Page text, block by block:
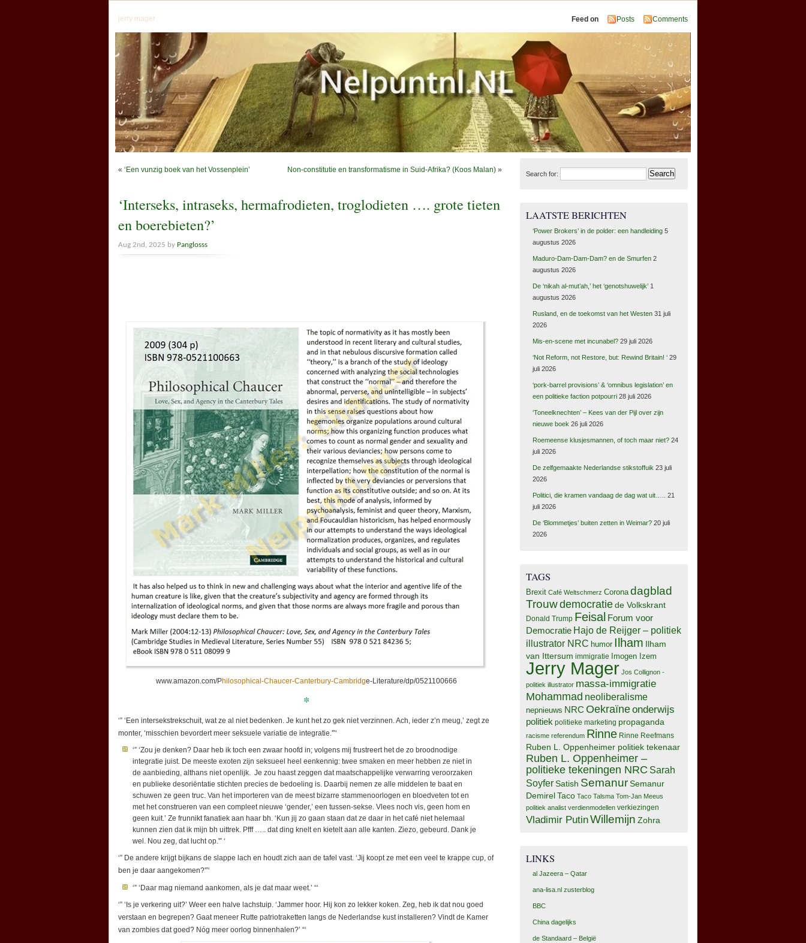
jerry mager Feed on Posts Comments
« ‘Een vunzig boek van het Vossenplein’ Non-constitutie en transformatisme in Suid-Afrika? (Koos Malan) »
‘Interseks, intraseks, hermafrodieten, troglodieten …. grote tieten
en boerebieten?’
Aug 2nd, 2025 by Panglosss
www.amazon.com/Philosophical-Chaucer-Canterbury-Cambridge-Literature/dp/0521100666
*
‘” ‘Een intersekstrekschuit, wat ze al niet bedenken. Je kunt het zo gek niet verzinnen. Ach, ieder z’n meug,’ zegt ze
monter, ‘misschien bevordert meer seksuele variatie de integratie.'”‘
‘” ‘Zou je denken? Daar heb ik toch een zwaar hoofd in; volgens mij frustreert het de zo broodnodige
integratie juist. De meeste exoten zijn seksueel heel eenkennig: twee smaken en meer hebben ze niet in
de aanbieding, althans niet openlijk. Je zou haast zeggen dat maatschappelijke verwarring veroorzaken
en publieke desoriëntatie stichten precies de bedoeling is. Daarbij nemen ze alle middelen te baat en
schuwen ze geen truc. Van het importeren van de meest bizarre stammenoorlogen en bloedveten tot en
met het construeren van een compleet nieuwe ‘gender,’ een tussen-sekse. Vlees noch vis, geen hom en
geen kuit.’ Ze frunnikt fanatiek aan haar bh. ‘Kun jij zo gaan staan dat ze daar in het café niet helemaal
kunnen zien dat ik mijn bh uittrek. Pfff ….. dat ding knelt en kietelt aan alle kanten. Ziezo, gebeurd. Dank je
wel. Nou zeg, dat lucht op.'” ‘
‘” De andere krijgt bijkans de slappe lach en houdt zich aan de tafel vast. ‘Jij koopt ze met een veel te krappe cup, of
ben je daar aangekomen?'”‘
‘” ‘Daar mag niemand aankomen, als je dat maar weet.’ “‘
‘” ‘Is je verkering uit?’ Weer een halve lachstuip. ‘Jammer hoor. Hij kon zo lekker koken. Zeg, heb ik dat nou goed
verstaan en begrepen? Gaat meneer Rutte patriotraketten langs de Nederlandse kust installeren? Vindt de Kamer
van zombies dat goed? Nóg meer oorlog binnenhalen?’ “‘
Search for:
LAATSTE BERICHTEN
‘Power Brokers’ in de polder: een handleiding 5
augustus 2026
Maduro-Dam-Dam-Dam? en de Smurfen 2
augustus 2026
De ‘nikah al-mut’ah,’ het ‘genotshuwelijk’ 1
augustus 2026
Rusland, en de toekomst van het Westen 31 juli
2026
Mis-en-scene met incunabel? 29 juli 2026
‘Not Reform, not Restore, but: Rewind Britain! ‘ 29
juli 2026
‘pork-barrel provisions’ & ‘omnibus legislation’ en
een politieke faction potpourri 28 juli 2026
‘Toneelknechten’ – Kees van der Pijl over zijn
nieuwe boek 26 juli 2026
Roemeense klusjesmannen, of toch maar niet? 24
juli 2026
De zelfgemaakte Nederlandse stikstoffuik 23 juli
2026
Politici, die kramen vandaag de dag wat uit…..
21
juli 2026
De ‘Blommetjes’ buiten zetten in Weimar? 20 juli
2026
TAGS
Brexit Café Weltschmerz Corona dagblad
Trouwdemocratiede Volkskrant
Donald Trump Feisal Forum voor
Democratie Hajo de Reijger – politiek
illustrator NRC humor Ilham Ilham
van Ittersum immigratie Imogen Izem
Jerry Mager Jos Collignon -
politiek illustrator massa-immigratie
Mohammad neoliberalisme
nepnieuws NRC Oekraïneonderwijs
politiek politieke marketing propaganda
racisme referendum Rinne Rinne Reefmans
Ruben L. Oppenheimer politiek tekenaar
Ruben L. Oppenheimer –
politieke tekeningen NRC Sarah
Soyfer Satish SemanurSemanur
DemirelTaco Taco Talsma Tom-Jan Meeus
politiek analist verdienmodellen verkiezingen
Vladimir PutinWillemijn Zohra
LINKS
al Jazeera – Qatar
ana-lisa.nl zusterblog
BBC
China dagelijks
de Standaard – België